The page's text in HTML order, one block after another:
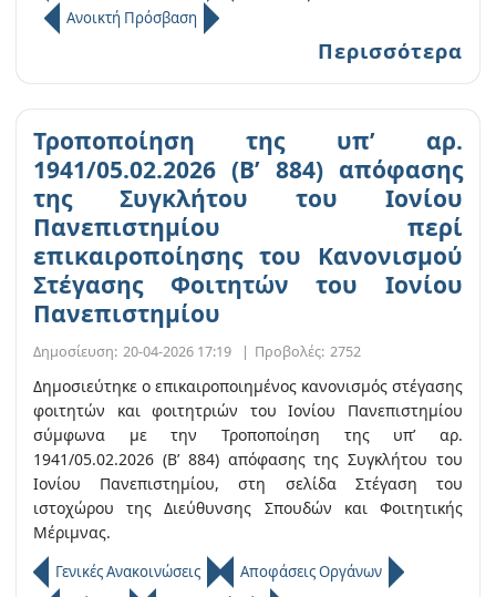
Ανοικτή Πρόσβαση
Περισσότερα
Τροποποίηση της υπ’ αρ.
1941/05.02.2026 (Β’ 884) απόφασης
της Συγκλήτου του Ιονίου
Πανεπιστημίου περί
επικαιροποίησης του Κανονισμού
Στέγασης Φοιτητών του Ιονίου
Πανεπιστημίου
Δημοσίευση: 20-04-2026 17:19 | Προβολές: 2752
Δημοσιεύτηκε ο επικαιροποιημένος κανονισμός στέγασης
φοιτητών και φοιτητριών του Ιονίου Πανεπιστημίου
σύμφωνα με την Τροποποίηση της υπ’ αρ.
1941/05.02.2026 (Β’ 884) απόφασης της Συγκλήτου του
Ιονίου Πανεπιστημίου, στη σελίδα Στέγαση του
ιστοχώρου της Διεύθυνσης Σπουδών και Φοιτητικής
Μέριμνας.
Γενικές Ανακοινώσεις
Αποφάσεις Οργάνων